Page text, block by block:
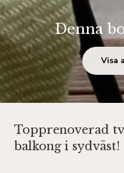
Denna
Visa
Topprenoverad
balkong i sydväst!